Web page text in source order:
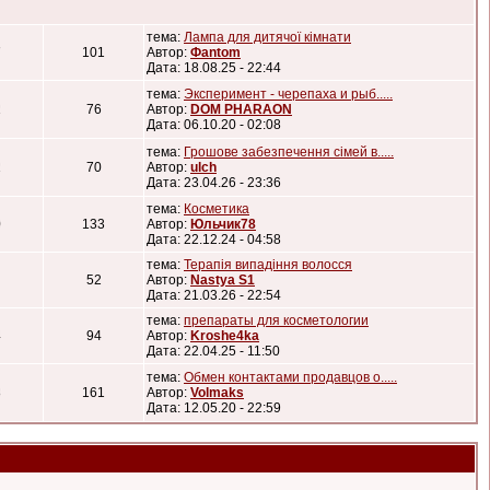
101
тема: Лампа для дитячої кімнати
Автор: Фantom
Дата: 18.08.25 - 22:44
76
тема: Эксперимент - черепаха и рыб.....
Автор: DOM PHARAON
Дата: 06.10.20 - 02:08
70
тема: Грошове забезпечення сімей в.....
Автор: ulch
Дата: 23.04.26 - 23:36
133
тема: Косметика
Автор: Юльчик78
Дата: 22.12.24 - 04:58
52
тема: Терапія випадіння волосся
Автор: Nastya S1
Дата: 21.03.26 - 22:54
94
тема: препараты для косметологии
Автор: Kroshe4ka
Дата: 22.04.25 - 11:50
161
тема: Обмен контактами продавцов о.....
Автор: Volmaks
Дата: 12.05.20 - 22:59